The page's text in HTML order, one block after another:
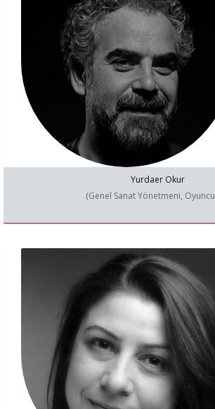
Yurdaer Okur
(Genel Sanat Yönetmeni, Oyuncu